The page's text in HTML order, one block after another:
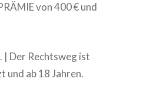
von 400 € und
| Der Rechtsweg ist
und ab 18 Jahren.